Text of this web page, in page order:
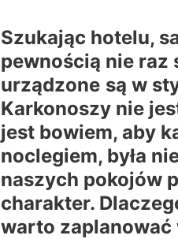
Szukając hotelu,
pewnością nie raz
urządzone są w
Karkonoszy nie
jest bowiem, aby
noclegiem, była
naszych pokojów
charakter.
warto